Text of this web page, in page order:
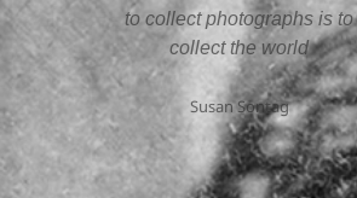
to collect photographs is to
collect the world
Susan Sontag